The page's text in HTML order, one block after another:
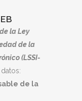
la Ley
de la
(LSSI-
de la